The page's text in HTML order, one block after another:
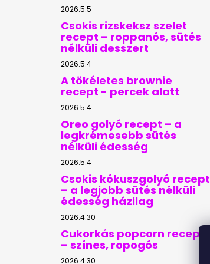
2026.5.5
Csokis rizskeksz szelet
recept – roppanós, sütés
nélküli desszert
2026.5.4
A tökéletes brownie
recept - percek alatt
2026.5.4
Oreo golyó recept – a
legkrémesebb sütés
nélküli édesség
2026.5.4
Csokis kókuszgolyó recept
– a legjobb sütés nélküli
édesség házilag
2026.4.30
Cukorkás popcorn recept
– színes, ropogós
2026.4.30